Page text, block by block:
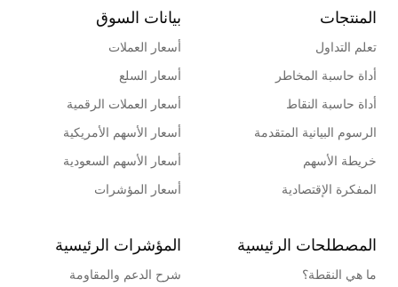
المنتجات
تعلم التداول
أداة حاسبة المخاطر
أداة حاسبة النقاط
الرسوم البيانية المتقدمة
خريطة الأسهم
المفكرة الإقتصادية
بيانات السوق
أسعار العملات
أسعار السلع
أسعار العملات الرقمية
أسعار الأسهم الأمريكية
أسعار الأسهم السعودية
أسعار المؤشرات
المصطلحات الرئيسية
ما هي النقطة؟
المؤشرات الرئيسية
شرح الدعم والمقاومة